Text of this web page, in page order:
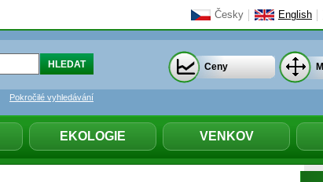
Česky English
EKOLOGIE VENKOV
Pokročilé vyhledávání
Ceny